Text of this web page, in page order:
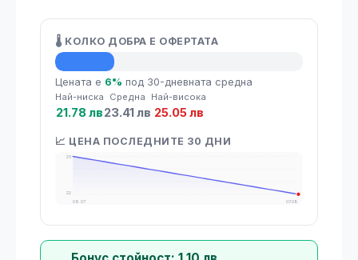
🌡️ КОЛКО ДОБРА Е ОФЕРТАТА
💡 Средна цена
Цената е 6% под 30-дневната средна
Най-ниска
21.78 лв
Средна
23.41 лв
Най-висока
25.05 лв
📈 ЦЕНА ПОСЛЕДНИТЕ 30 ДНИ
25
22
09.07
07.08